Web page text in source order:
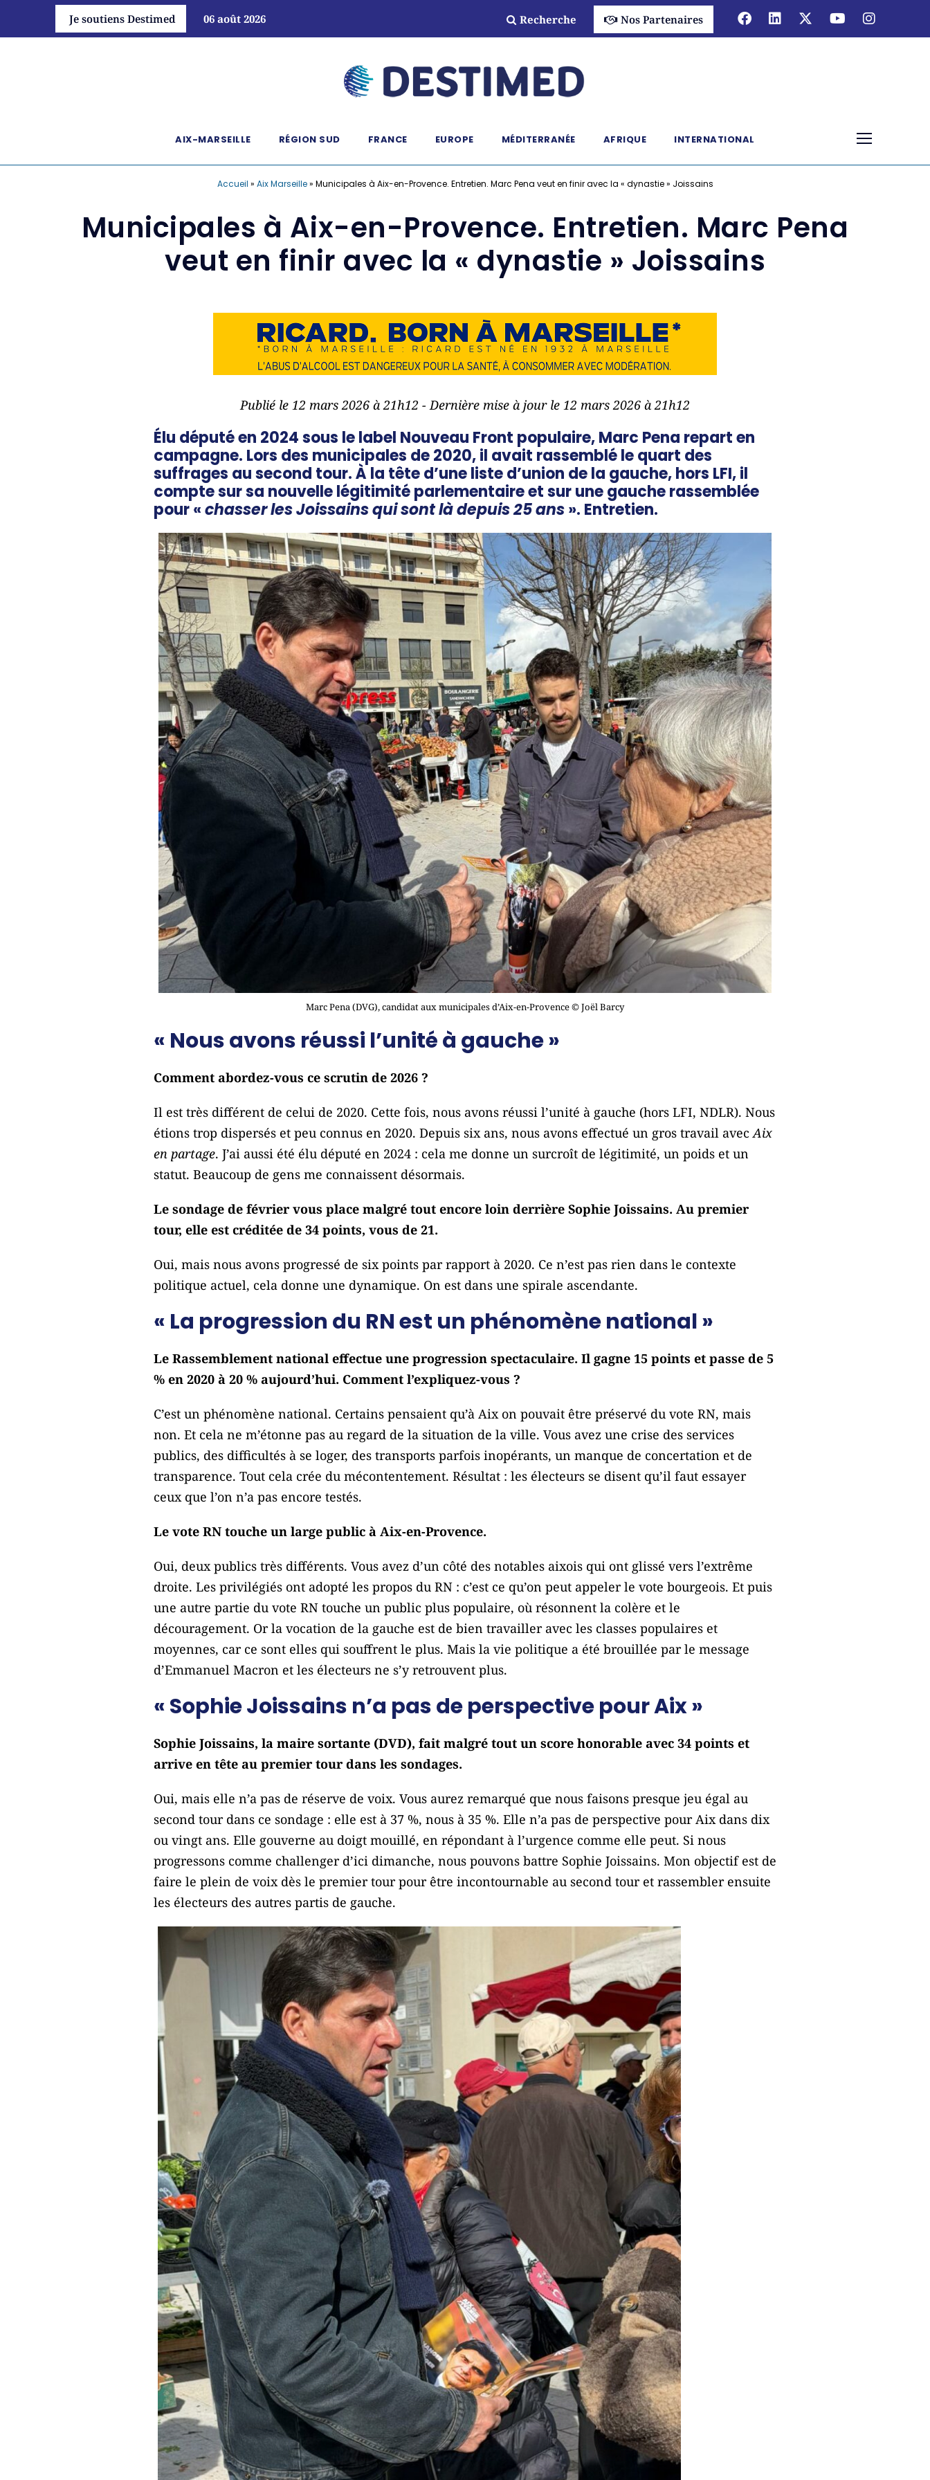
Je soutiens Destimed 06 août 2026 Recherche Nos Partenaires
AIX-MARSEILLE RÉGION SUD FRANCE EUROPE MÉDITERRANÉE AFRIQUE INTERNATIONAL
Accueil » Aix Marseille» Municipales à Aix-en-Provence. Entretien. Marc Pena veut en finir avec la « dynastie » Joissains
Municipales à Aix-en-Provence. Entretien. Marc Pena
veut en finir avec la « dynastie » Joissains
Publié le 12 mars 2026 à 21h12 - Dernière mise à jour le 12 mars 2026 à 21h12
Élu député en 2024 sous le label Nouveau Front populaire, Marc Pena repart en
campagne. Lors des municipales de 2020, il avait rassemblé le quart des
suffrages au second tour. À la tête d’une liste d’union de la gauche, hors LFI, il
compte sur sa nouvelle légitimité parlementaire et sur une gauche rassemblée
pour «chasser les Joissains qui sont là depuis 25 ans». Entretien.
Marc Pena (DVG), candidat aux municipales d’Aix-en-Provence © Joël Barcy
« Nous avons réussi l’unité à gauche »
Comment abordez-vous ce scrutin de 2026 ?
Il est très différent de celui de 2020. Cette fois, nous avons réussi l’unité à gauche (hors LFI, NDLR). Nous
étions trop dispersés et peu connus en 2020. Depuis six ans, nous avons effectué un gros travail avecAix
en partage. J’ai aussi été élu député en 2024 : cela me donne un surcroît de légitimité, un poids et un
statut. Beaucoup de gens me connaissent désormais.
Le sondage de février vous place malgré tout encore loin derrière Sophie Joissains. Au premier
tour, elle est créditée de 34 points, vous de 21.
Oui, mais nous avons progressé de six points par rapport à 2020. Ce n’est pas rien dans le contexte
politique actuel, cela donne une dynamique. On est dans une spirale ascendante.
« La progression du RN est un phénomène national »
Le Rassemblement national effectue une progression spectaculaire. Il gagne 15 points et passe de 5
% en 2020 à 20 % aujourd’hui. Comment l’expliquez-vous ?
C’est un phénomène national. Certains pensaient qu’à Aix on pouvait être préservé du vote RN, mais
non. Et cela ne m’étonne pas au regard de la situation de la ville. Vous avez une crise des services
publics, des difficultés à se loger, des transports parfois inopérants, un manque de concertation et de
transparence. Tout cela crée du mécontentement. Résultat : les électeurs se disent qu’il faut essayer
ceux que l’on n’a pas encore testés.
Le vote RN touche un large public à Aix-en-Provence.
Oui, deux publics très différents. Vous avez d’un côté des notables aixois qui ont glissé vers l’extrême
droite. Les privilégiés ont adopté les propos du RN : c’est ce qu’on peut appeler le vote bourgeois. Et puis
une autre partie du vote RN touche un public plus populaire, où résonnent la colère et le
découragement. Or la vocation de la gauche est de bien travailler avec les classes populaires et
moyennes, car ce sont elles qui souffrent le plus. Mais la vie politique a été brouillée par le message
d’Emmanuel Macron et les électeurs ne s’y retrouvent plus.
« Sophie Joissains n’a pas de perspective pour Aix »
Sophie Joissains, la maire sortante (DVD), fait malgré tout un score honorable avec 34 points et
arrive en tête au premier tour dans les sondages.
Oui, mais elle n’a pas de réserve de voix. Vous aurez remarqué que nous faisons presque jeu égal au
second tour dans ce sondage : elle est à 37 %, nous à 35 %. Elle n’a pas de perspective pour Aix dans dix
ou vingt ans. Elle gouverne au doigt mouillé, en répondant à l’urgence comme elle peut. Si nous
progressons comme challenger d’ici dimanche, nous pouvons battre Sophie Joissains. Mon objectif est de
faire le plein de voix dès le premier tour pour être incontournable au second tour et rassembler ensuite
les électeurs des autres partis de gauche.